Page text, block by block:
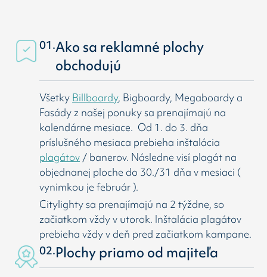
01.Ako sa reklamné plochy
obchodujú
Všetky Billboardy, Bigboardy, Megaboardy a
Fasády z našej ponuky sa prenajímajú na
kalendárne mesiace. Od 1. do 3. dňa
príslušného mesiaca prebieha inštalácia
plagátov / banerov. Následne visí plagát na
objednanej ploche do 30./31 dňa v mesiaci (
vynimkou je február ).
Citylighty sa prenajímajú na 2 týždne, so
začiatkom vždy v utorok. Inštalácia plagátov
prebieha vždy v deň pred začiatkom kampane.
02.Plochy priamo od majiteľa